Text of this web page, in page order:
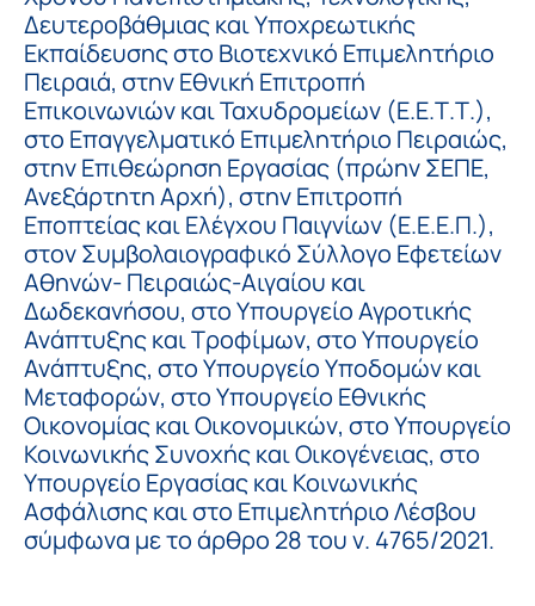
Δευτεροβάθμιας και Υποχρεωτικής
Εκπαίδευσης στο Βιοτεχνικό Επιμελητήριο
Πειραιά, στην Εθνική Επιτροπή
Επικοινωνιών και Ταχυδρομείων (Ε.Ε.Τ.Τ.),
στο Επαγγελματικό Επιμελητήριο Πειραιώς,
στην Επιθεώρηση Εργασίας (πρώην ΣΕΠΕ,
Ανεξάρτητη Αρχή), στην Επιτροπή
Εποπτείας και Ελέγχου Παιγνίων (Ε.Ε.Ε.Π.),
στον Συμβολαιογραφικό Σύλλογο Εφετείων
Αθηνών- Πειραιώς-Αιγαίου και
Δωδεκανήσου, στο Υπουργείο Αγροτικής
Ανάπτυξης και Τροφίμων, στο Υπουργείο
Ανάπτυξης, στο Υπουργείο Υποδομών και
Μεταφορών, στο Υπουργείο Εθνικής
Οικονομίας και Οικονομικών, στο Υπουργείο
Κοινωνικής Συνοχής και Οικογένειας, στο
Υπουργείο Εργασίας και Κοινωνικής
Ασφάλισης και στο Επιμελητήριο Λέσβου
σύμφωνα με το άρθρο 28 του ν. 4765/2021.